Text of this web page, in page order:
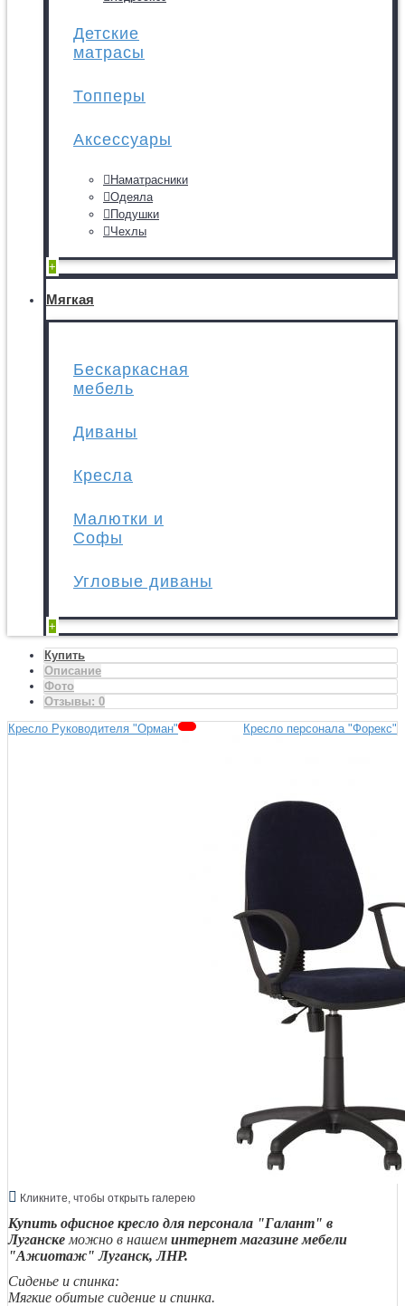
Детские
матрасы
Топперы
Аксессуары
Наматрасники
Одеяла
Подушки
Чехлы
+
Мягкая
Бескаркасная
мебель
Диваны
Кресла
Малютки и
Софы
Угловые диваны
+
Купить
Описание
Фото
Отзывы: 0
Кресло Руководителя "Орман"
Кресло персонала "Форекс"
Кликните, чтобы открыть галерею
Купить офисное кресло для персонала "Галант" в
Луганске можно в нашем интернет магазине мебели
"Ажиотаж" Луганск, ЛНР.
Сиденье и спинка:
Мягкие обитые сидение и спинка.